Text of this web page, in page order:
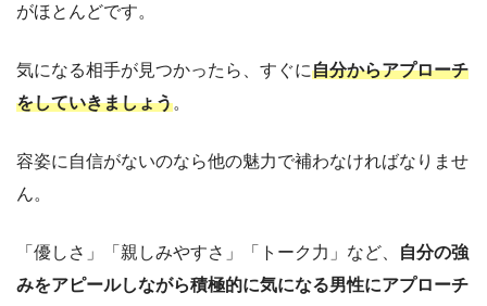
がほとんどです。
気になる相手が見つかったら、すぐに自分からアプローチ
をしていきましょう。
容姿に自信がないのなら他の魅力で補わなければなりませ
ん。
「優しさ」「親しみやすさ」「トーク力」など、
自分の強
みをアピールしながら積極的に気になる男性にアプローチ